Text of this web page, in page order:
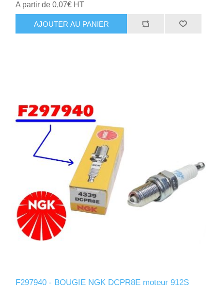
A partir de 0,07€ HT
AJOUTER AU PANIER
F297940 - BOUGIE NGK DCPR8E moteur 912S